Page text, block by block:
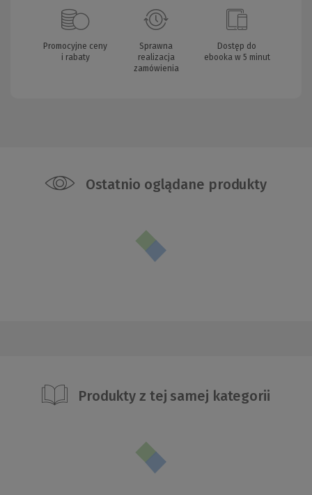
Promocyjne ceny
i rabaty
Sprawna
realizacja
zamówienia
Dostęp do
ebooka w 5 minut
Ostatnio oglądane produkty
Produkty z tej samej kategorii